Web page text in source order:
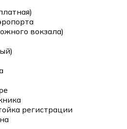
вокзала)
регистрации